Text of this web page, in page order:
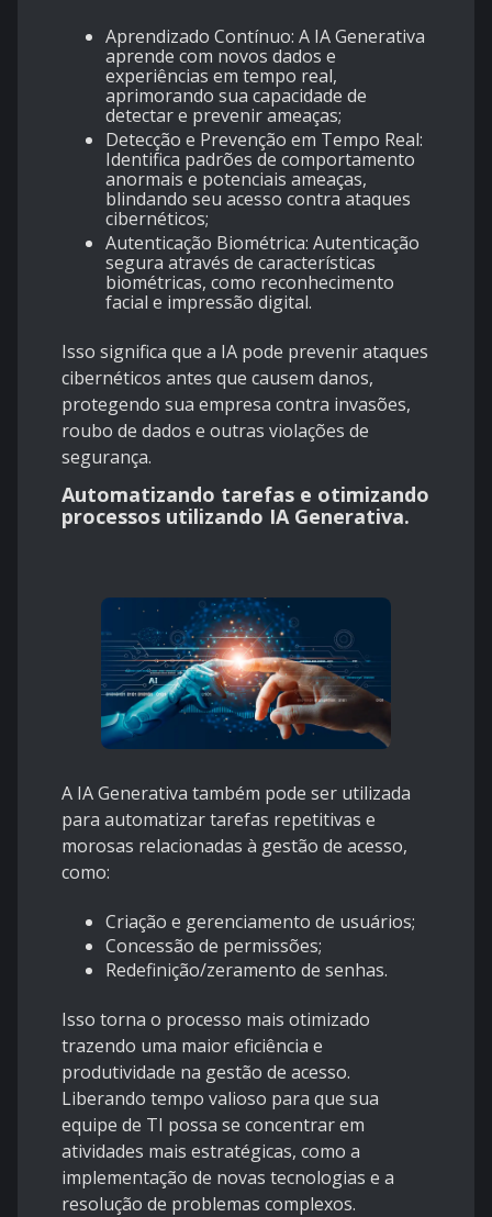
Aprendizado Contínuo: A IA Generativa
aprende com novos dados e
experiências em tempo real,
aprimorando sua capacidade de
detectar e prevenir ameaças;
Detecção e Prevenção em Tempo Real:
Identifica padrões de comportamento
anormais e potenciais ameaças,
blindando seu acesso contra ataques
cibernéticos;
Autenticação Biométrica: Autenticação
segura através de características
biométricas, como reconhecimento
facial e impressão digital.
Isso significa que a IA pode prevenir ataques
cibernéticos antes que causem danos,
protegendo sua empresa contra invasões,
roubo de dados e outras violações de
segurança.
Automatizando tarefas e otimizando
processos utilizando IA Generativa.
A IA Generativa também pode ser utilizada
para automatizar tarefas repetitivas e
morosas relacionadas à gestão de acesso,
como:
Criação e gerenciamento de usuários;
Concessão de permissões;
Redefinição/zeramento de senhas.
Isso torna o processo mais otimizado
trazendo uma maior eficiência e
produtividade na gestão de acesso.
Liberando tempo valioso para que sua
equipe de TI possa se concentrar em
atividades mais estratégicas, como a
implementação de novas tecnologias e a
resolução de problemas complexos.